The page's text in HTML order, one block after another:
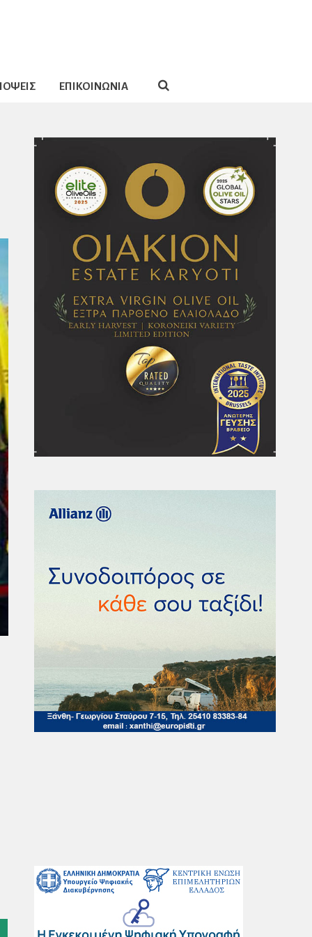
ΕΠΙΚΟΙΝΩΝΙΑ